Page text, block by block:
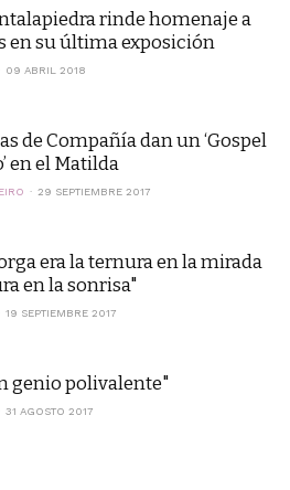
rinde homenaje a
en su última exposición
09 ABRIL 2018
de Compañía dan un ‘Gospel
en el Matilda
29 SEPTIEMBRE 2017
era la ternura en la mirada
en la sonrisa"
19 SEPTIEMBRE 2017
genio polivalente"
31 AGOSTO 2017